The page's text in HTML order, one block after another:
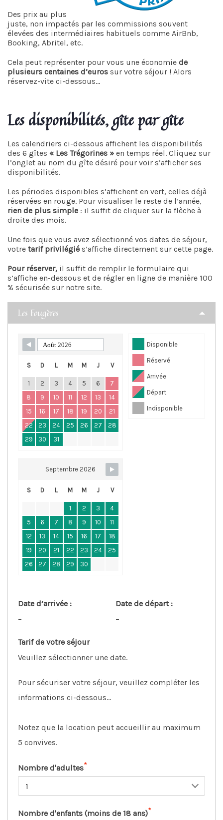
Des prix au plus
juste, non impactés par les commissions souvent
élevées des intermédiaires habituels comme AirBnb,
Booking, Abritel, etc.
Cela peut représenter pour vous une économie de
plusieurs centaines d’euros sur votre séjour ! Alors
réservez-vite ci-dessous…
Les disponibilités, gîte par gîte
Les calendriers ci-dessous affichent les disponibilités
des 6 gîtes « Les Trégorines » en temps réel. Cliquez sur
l’onglet au nom du gîte désiré pour voir s’afficher ses
disponibilités.
Les périodes disponibles s’affichent en vert, celles déjà
réservées en rouge. Pour visualiser le reste de l’année,
rien de plus simple : il suffit de cliquer sur la flèche à
droite des mois.
Une fois que vous avez sélectionné vos dates de séjour,
votre tarif privilégié s’affiche directement sur cette page.
Pour réserver, il suffit de remplir le formulaire qui
s’affiche en-dessous et de régler en ligne de manière 100
% sécurisée sur notre site.
Les Fougères
Disponible
Réservé
Arrivée
Départ
Indisponible
S D L M M J V
1 2 3 4 5 6
7
8
9 10 11 12 13
14
15
16 17 18 19 20
21
22
23 24 25 26 27
28
29
30 31
Septembre 2026
S D L M M J V
1 2 3
4
5
6 7 8 9 10
11
12
13 14 15 16 17
18
19
20 21 22 23 24
25
26
27 28 29 30
Date d’arrivée :
–
Date de départ :
–
Tarif de votre séjour
Veuillez sélectionner une date.
Pour sécuriser votre séjour, veuillez compléter les
informations ci-dessous…
Notez que la location peut accueillir au maximum
5 convives.
Nombre d'adultes*
Nombre d'enfants (moins de 18 ans)*